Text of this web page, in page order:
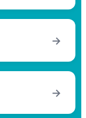
→
→